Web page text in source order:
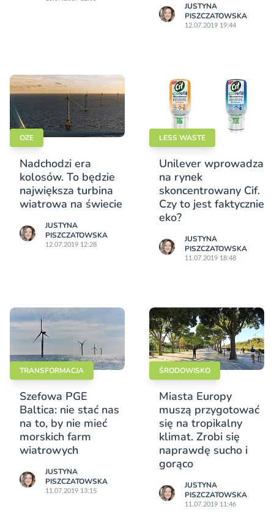
JUSTYNA
PISZCZATOWSKA
12.07.2019 19:44
OZE
Nadchodzi era
kolosów. To będzie
największa turbina
wiatrowa na świecie
JUSTYNA
PISZCZATOWSKA
12.07.2019 12:28
LESS WASTE
Unilever wprowadza
na rynek
skoncentrowany Cif.
Czy to jest faktycznie
eko?
JUSTYNA
PISZCZATOWSKA
11.07.2019 18:48
TRANSFORMACJA
Szefowa PGE
Baltica: nie stać nas
na to, by nie mieć
morskich farm
wiatrowych
JUSTYNA
PISZCZATOWSKA
11.07.2019 13:15
ŚRODOWISKO
Miasta Europy
muszą przygotować
się na tropikalny
klimat. Zrobi się
naprawdę sucho i
gorąco
JUSTYNA
PISZCZATOWSKA
11.07.2019 11:46